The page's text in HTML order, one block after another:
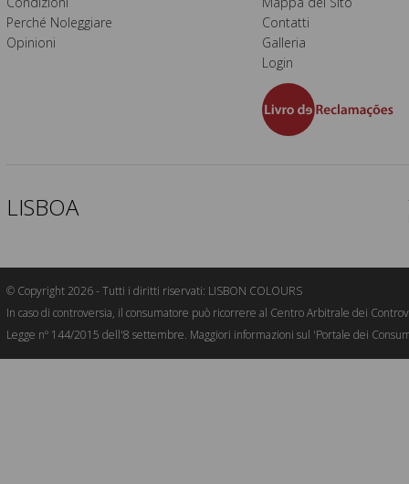
Perché Noleggiare
Opinioni
Contatti
Galleria
Login
LISBOA
© Copyright 2026 - Tutti i diritti riservati: LISBON COLOURS
In caso di controversia, il consumatore può ricorrere al Centro Arbitrale dei
Legge nº 144/2015 dell'8 settembre. Maggiori informazioni sul 'Portale dei